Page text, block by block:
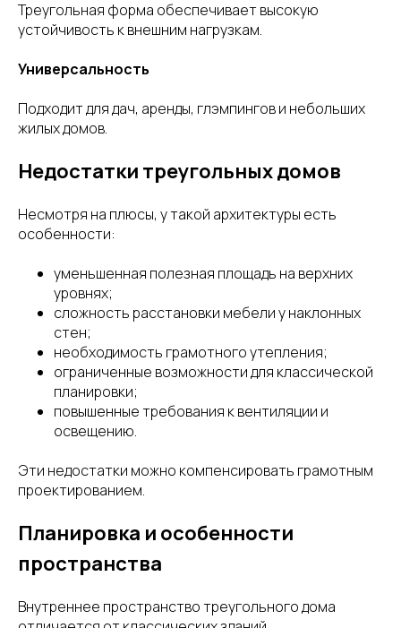
Треугольная форма обеспечивает высокую
устойчивость к внешним нагрузкам.
Универсальность
Подходит для дач, аренды, глэмпингов и небольших
жилых домов.
Недостатки треугольных домов
Несмотря на плюсы, у такой архитектуры есть
особенности:
уменьшенная полезная площадь на верхних
уровнях;
сложность расстановки мебели у наклонных
стен;
необходимость грамотного утепления;
ограниченные возможности для классической
планировки;
повышенные требования к вентиляции и
освещению.
Эти недостатки можно компенсировать грамотным
проектированием.
Планировка и особенности
пространства
Внутреннее пространство треугольного дома